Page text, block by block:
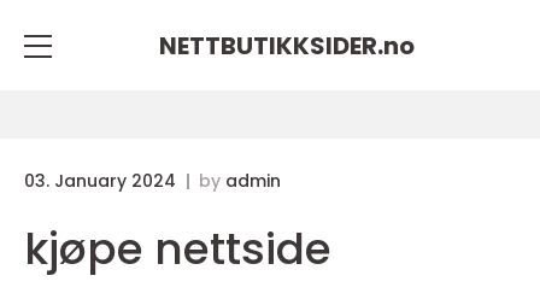
NETTBUTIKKSIDER.no
03. January 2024 by admin
kjøpe nettside